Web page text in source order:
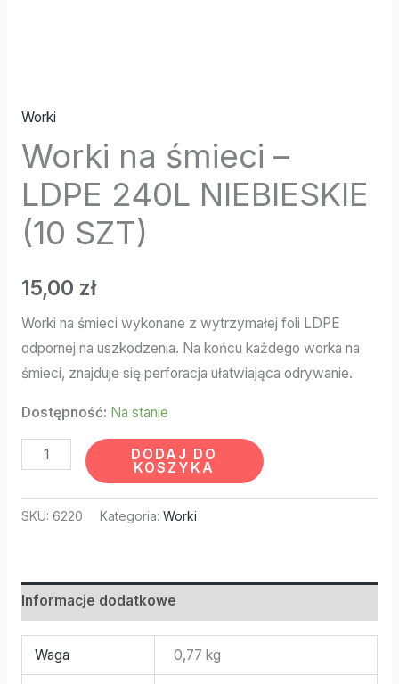
Worki
Worki na śmieci –
LDPE 240L NIEBIESKIE
(10 SZT)
15,00 zł
Worki na śmieci wykonane z wytrzymałej foli LDPE
odpornej na uszkodzenia. Na końcu każdego worka na
śmieci, znajduje się perforacja ułatwiająca odrywanie.
Dostępność: Na stanie
DODAJ DO
KOSZYKA
SKU: 6220 Kategoria: Worki
Informacje dodatkowe
Waga 0,77 kg